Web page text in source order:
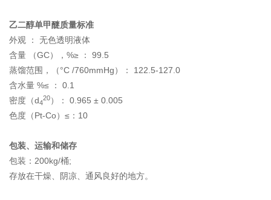
乙二醇单甲醚质量标准
外观 ： 无色透明液体
含量 （GC），%≥ ： 99.5
蒸馏范围，（°C /760mmHg）： 122.5-127.0
含水量 %≤ ： 0.1
密度（d4
20）： 0.965 ± 0.005
色度（Pt-Co）≤：10
包装、运输和储存
包装： 200kg/桶;
存放在干燥、阴凉、通风良好的地方。